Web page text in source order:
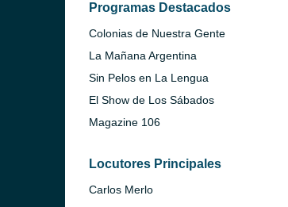
Programas Destacados
Colonias de Nuestra Gente
La Mañana Argentina
Sin Pelos en La Lengua
El Show de Los Sábados
Magazine 106
Locutores Principales
Carlos Merlo